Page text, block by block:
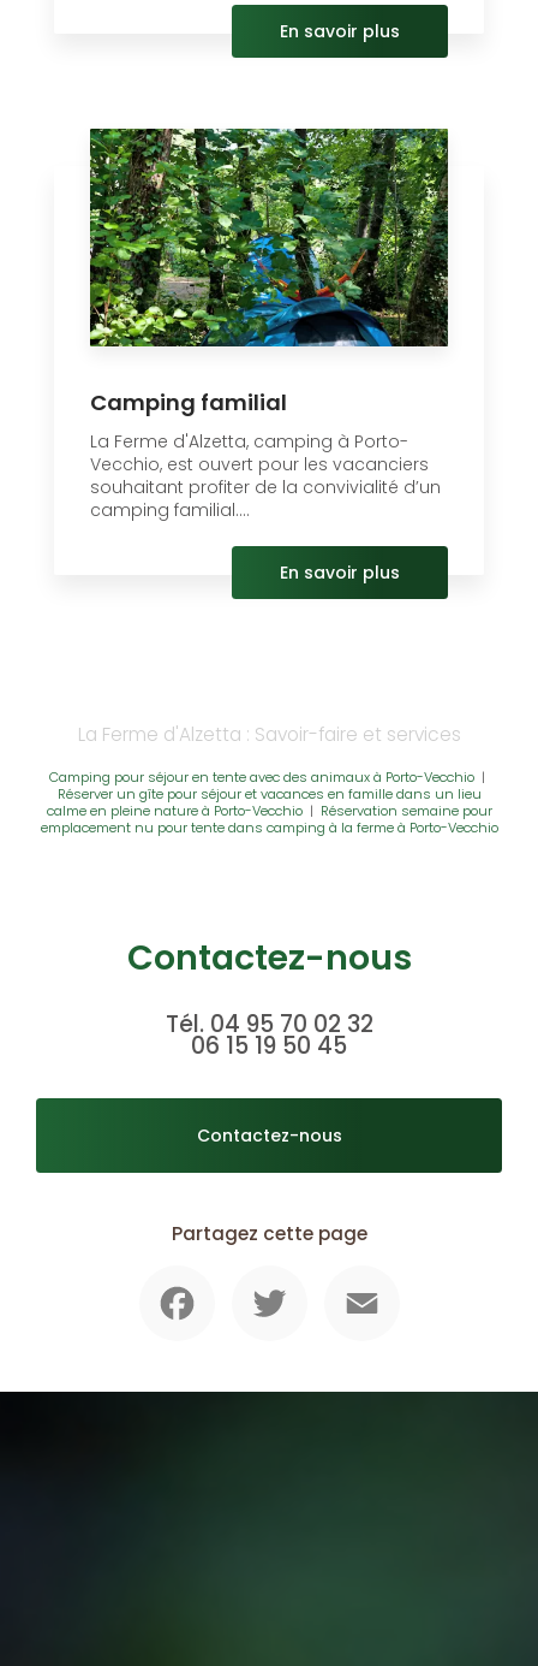
En savoir plus
Camping familial
La Ferme d'Alzetta, camping à Porto-
Vecchio, est ouvert pour les vacanciers
souhaitant profiter de la convivialité d’un
camping familial....
En savoir plus
La Ferme d'Alzetta : Savoir-faire et services
Camping pour séjour en tente avec des animaux à Porto-Vecchio |
Réserver un gîte pour séjour et vacances en famille dans un lieu
calme en pleine nature à Porto-Vecchio| Réservation semaine pour
emplacement nu pour tente dans camping à la ferme à Porto-Vecchio
Contactez-nous
Tél. 04 95 70 02 32
06 15 19 50 45
Contactez-nous
Partagez cette page